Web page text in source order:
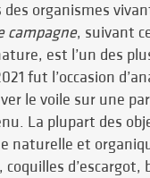
organismes
campagne, suivant
est l’un des
fut l’occasion
le voile sur une
La plupart des
naturelle et
d’escargot,